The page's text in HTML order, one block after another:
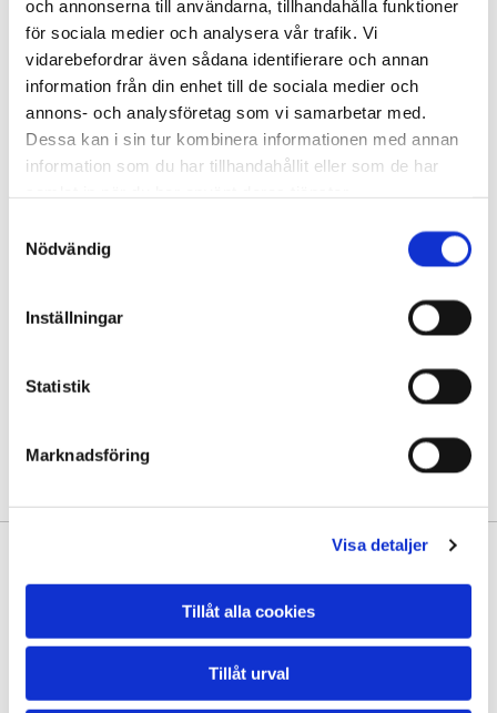
och annonserna till användarna, tillhandahålla funktioner
för sociala medier och analysera vår trafik. Vi
vidarebefordrar även sådana identifierare och annan
information från din enhet till de sociala medier och
annons- och analysföretag som vi samarbetar med.
Dessa kan i sin tur kombinera informationen med annan
information som du har tillhandahållit eller som de har
Nödvändig
Inställningar
Statistik
Marknadsföring
Visa detaljer
Tillåt alla cookies
Tillåt urval
Fotvårdsbehandling med lackning av naglar.
Kontakta oss
Jag har väldigt flexibla öppettider och anpassar
dessa efter era bokningar. Har du frågor? Fyll i
kontaktformuläret.